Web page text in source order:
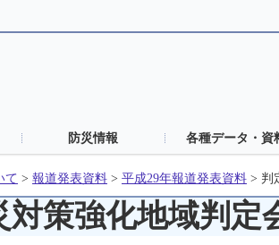
防災情報 各種データ・資
て > 報道発表資料 > 平成29年報道発表資料 > 判
対策強化地域判定